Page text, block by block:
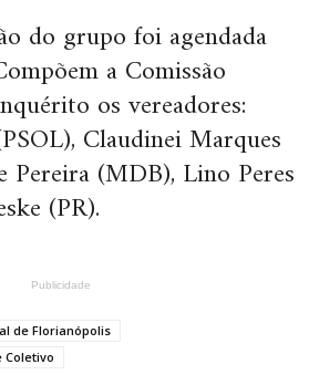
do grupo foi agendada
a Comissão
os vereadores:
Claudinei Marques
Pereira (MDB), Lino Peres
(PR).
Publicidade
de Florianópolis
Coletivo